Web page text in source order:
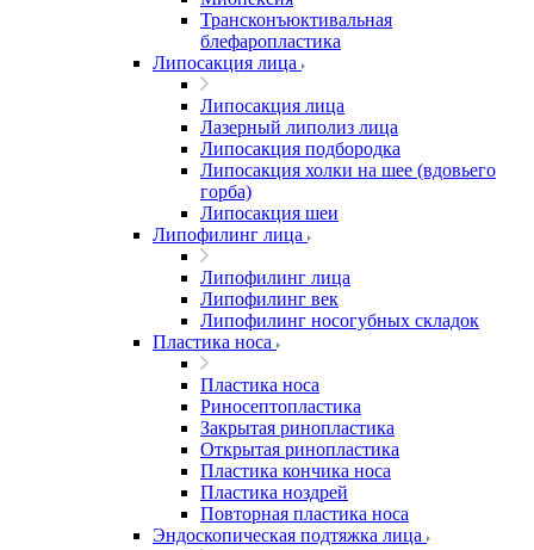
Трансконъюктивальная
блефаропластика
Липосакция лица
Липосакция лица
Лазерный липолиз лица
Липосакция подбородка
Липосакция холки на шее (вдовьего
горба)
Липосакция шеи
Липофилинг лица
Липофилинг лица
Липофилинг век
Липофилинг носогубных складок
Пластика носа
Пластика носа
Риносептопластика
Закрытая ринопластика
Открытая ринопластика
Пластика кончика носа
Пластика ноздрей
Повторная пластика носа
Эндоскопическая подтяжка лица